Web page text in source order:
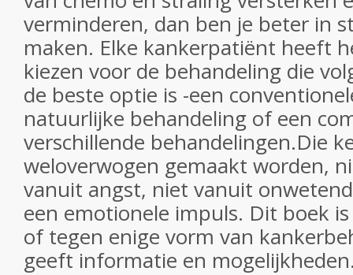
verminderen, dan ben je beter in
maken. Elke kankerpatiënt heeft
kiezen voor de behandeling die
de beste optie is -een
natuurlijke behandeling of een
verschillende behandelingen.Die
weloverwogen gemaakt worden,
vanuit angst, niet vanuit
een emotionele impuls. Dit boek
of tegen enige vorm van
geeft informatie en